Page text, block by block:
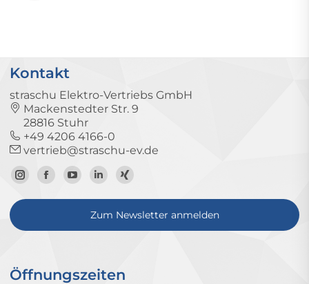
Kontakt
straschu Elektro-Vertriebs GmbH
Mackenstedter Str. 9
28816 Stuhr
+49 4206 4166-0
vertrieb@straschu-ev.de
Zum
Instagram-
Zur
Facebook-
Zum
YouTube-
Kanal
Zum
LinkedIn-
Profil
Zum
Xing-
Profil
Zum Newsletter anmelden
Öffnungszeiten